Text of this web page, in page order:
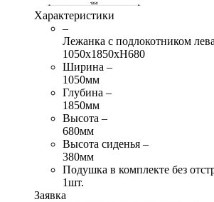
Характеристики
–
Лежанка с подлокотником
1050х1850хН680
Ширина –
1050мм
Глубина –
1850мм
Высота –
680мм
Высота сиденья –
380мм
Подушка в комплекте без
1шт.
Заявка